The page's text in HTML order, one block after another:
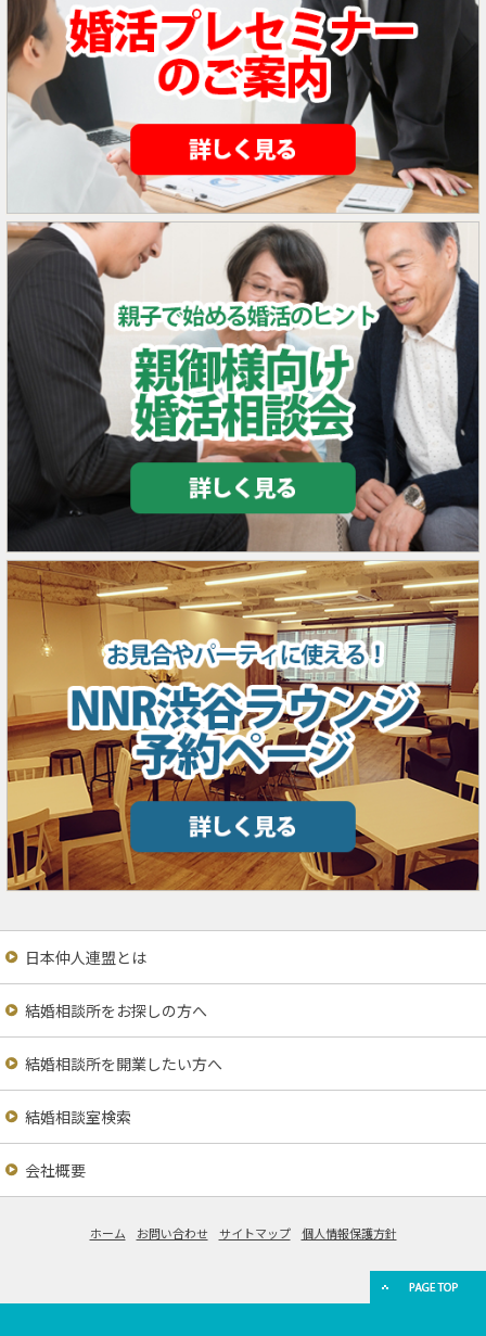
日本仲人連盟とは
結婚相談所をお探しの方へ
結婚相談所を開業したい方へ
結婚相談室検索
会社概要
ホーム お問い合わせ サイトマップ 個人情報保護方針